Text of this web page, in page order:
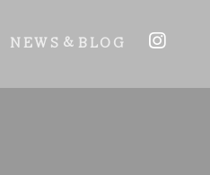
NEWS＆BLOG